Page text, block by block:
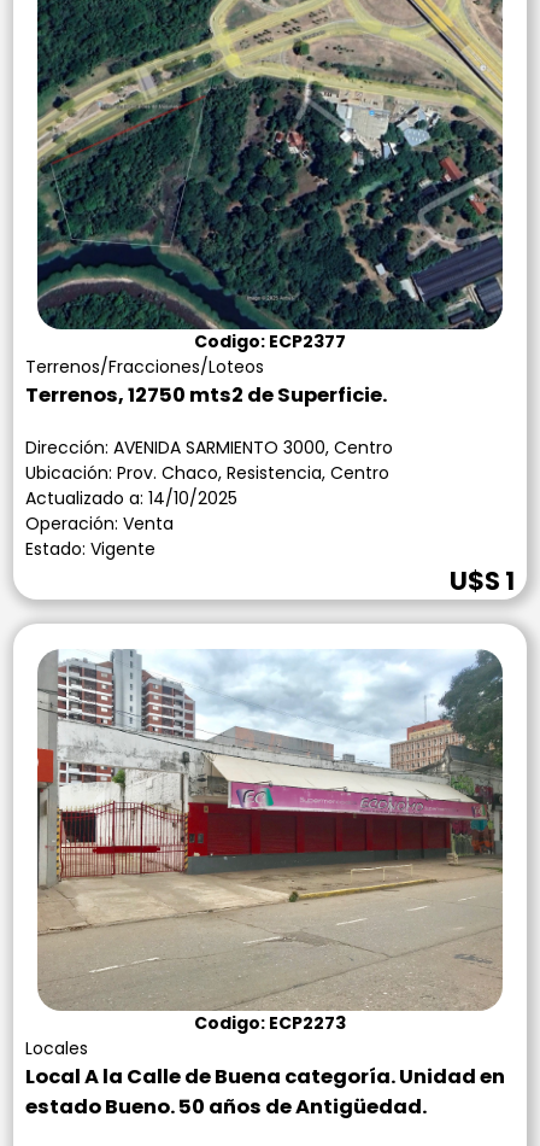
Codigo: ECP2377
Terrenos/Fracciones/Loteos
Terrenos, 12750 mts2 de Superficie.
Dirección: AVENIDA SARMIENTO 3000, Centro
Ubicación: Prov. Chaco, Resistencia, Centro
Actualizado a: 14/10/2025
Operación: Venta
Estado: Vigente
U$S 1
Codigo: ECP2273
Locales
Local A la Calle de Buena categoría. Unidad en
estado Bueno. 50 años de Antigüedad.